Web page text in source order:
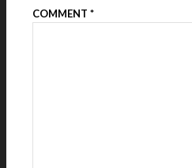
COMMENT *